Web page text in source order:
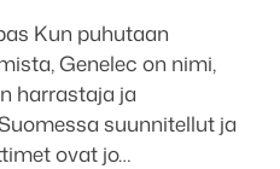
Kun puhutaan
Genelec on nimi,
harrastaja ja
suunnitellut ja
ovat jo…